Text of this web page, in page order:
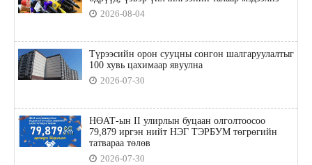
2026-08-04
Түрээсийн орон сууцны сонгон шалгаруулалтыг
100 хувь цахимаар явуулна
2026-07-30
НӨАТ-ын II улирлын буцаан олголтоосоо
79,879 иргэн нийт НЭГ ТЭРБУМ төгрөгийн
татвараа төлөв
2026-07-30